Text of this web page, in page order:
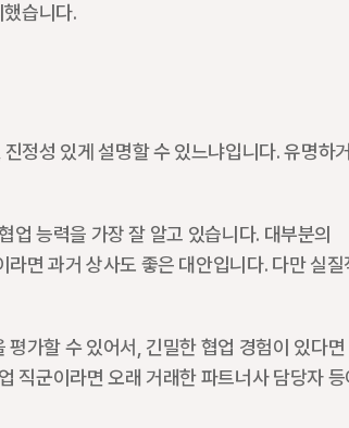
습니다.
정성 있게 설명할 수 있느냐입니다. 유명하
능력을 가장 잘 알고 있습니다. 대부분의
면 과거 상사도 좋은 대안입니다. 다만 실질
가할 수 있어서, 긴밀한 협업 경험이 있다
직군이라면 오래 거래한 파트너사 담당자 등